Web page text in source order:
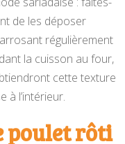
de les déposer
régulièrement
la cuisson au four,
cette texture
à l’intérieur.
poulet rôti